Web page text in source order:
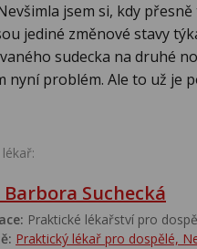
jsem si, kdy
jediné změnové stavy
sudecka na druhé
nyní problém. Ale to už je
Barbora Suchecká
Praktické lékařství pro
Praktický lékař pro dospělé,